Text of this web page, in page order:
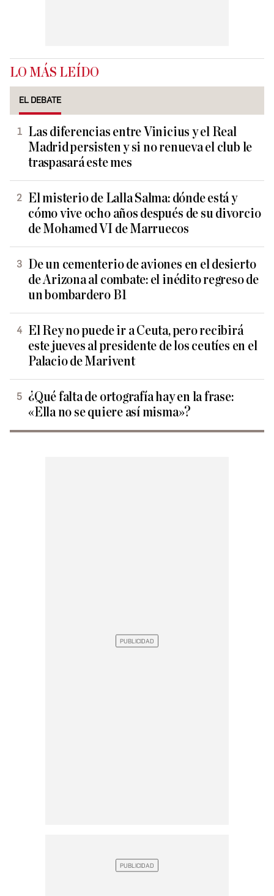
LO MÁS LEÍDO
EL DEBATE
Las diferencias entre Vinicius y el Real
Madrid persisten y si no renueva el club le
traspasará este mes
El misterio de Lalla Salma: dónde está y
cómo vive ocho años después de su divorcio
de Mohamed VI de Marruecos
De un cementerio de aviones en el desierto
de Arizona al combate: el inédito regreso de
un bombardero B1
El Rey no puede ir a Ceuta, pero recibirá
este jueves al presidente de los ceutíes en el
Palacio de Marivent
¿Qué falta de ortografía hay en la frase:
«Ella no se quiere así misma»?